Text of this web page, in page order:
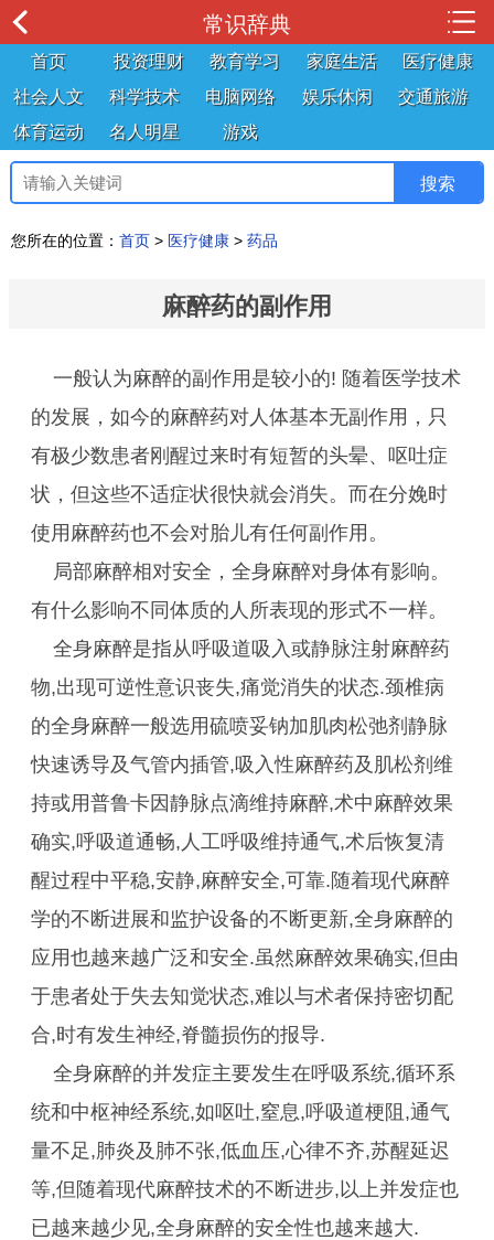
常识辞典
首页 投资理财 教育学习 家庭生活
医疗健康
社会人文
科学技术 电脑网络 娱乐休闲
交通旅游
体育运动
名人明星 游戏
您所在的位置： 首页 > 医疗健康 > 药品
麻醉药的副作用
一般认为麻醉的副作用是较小的! 随着医学技术
的发展，如今的麻醉药对人体基本无副作用，只
有极少数患者刚醒过来时有短暂的头晕、呕吐症
状，但这些不适症状很快就会消失。而在分娩时
使用麻醉药也不会对胎儿有任何副作用。
局部麻醉相对安全，全身麻醉对身体有影响。
有什么影响不同体质的人所表现的形式不一样。
全身麻醉是指从呼吸道吸入或静脉注射麻醉药
物,出现可逆性意识丧失,痛觉消失的状态.颈椎病
的全身麻醉一般选用硫喷妥钠加肌肉松弛剂静脉
快速诱导及气管内插管,吸入性麻醉药及肌松剂维
持或用普鲁卡因静脉点滴维持麻醉,术中麻醉效果
确实,呼吸道通畅,人工呼吸维持通气,术后恢复清
醒过程中平稳,安静,麻醉安全,可靠.随着现代麻醉
学的不断进展和监护设备的不断更新,全身麻醉的
应用也越来越广泛和安全.虽然麻醉效果确实,但由
于患者处于失去知觉状态,难以与术者保持密切配
合,时有发生神经,脊髓损伤的报导.
全身麻醉的并发症主要发生在呼吸系统,循环系
统和中枢神经系统,如呕吐,窒息,呼吸道梗阻,通气
量不足,肺炎及肺不张,低血压,心律不齐,苏醒延迟
等,但随着现代麻醉技术的不断进步,以上并发症也
已越来越少见,全身麻醉的安全性也越来越大.